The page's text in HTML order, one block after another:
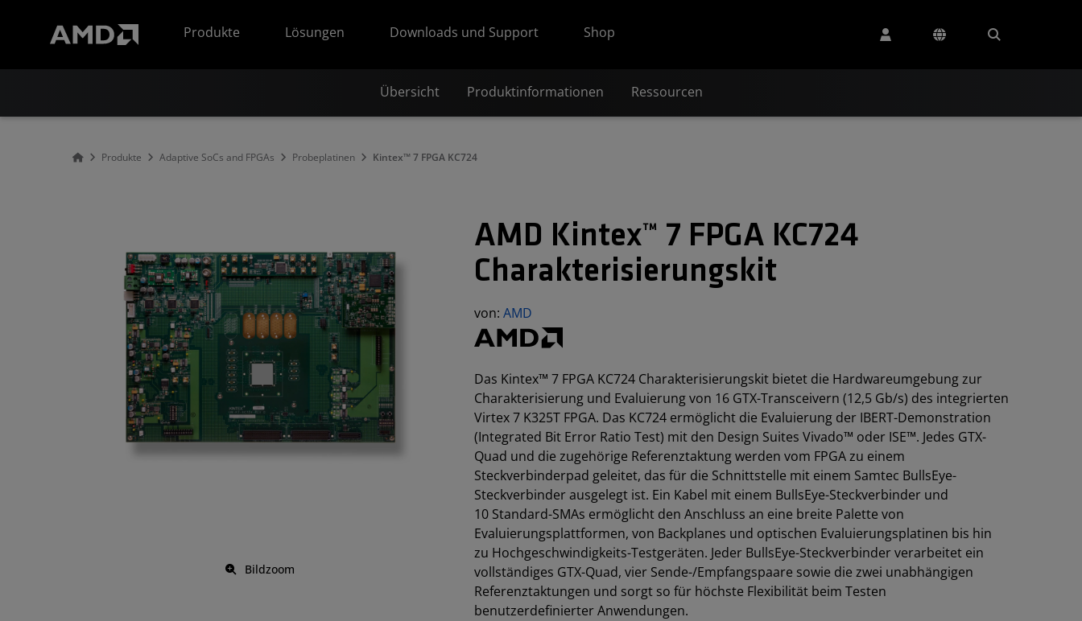
Produkte
Lösungen Downloads und Support Shop
Übersicht Produktinformationen Ressourcen
Produkte Adaptive SoCs and FPGAs Probeplatinen Kintex™ 7 FPGA KC724
Bildzoom
AMD Kintex™ 7 FPGA KC724
Charakterisierungskit
von:AMD
Das Kintex™ 7 FPGA KC724 Charakterisierungskit bietet die Hardwareumgebung zur
Charakterisierung und Evaluierung von 16 GTX-Transceivern (12,5 Gb/s) des integrierten
Virtex 7 K325T FPGA. Das KC724 ermöglicht die Evaluierung der IBERT-Demonstration
(Integrated Bit Error Ratio Test) mit den Design Suites Vivado™ oder ISE™. Jedes GTX-
Quad und die zugehörige Referenztaktung werden vom FPGA zu einem
Steckverbinderpad geleitet, das für die Schnittstelle mit einem Samtec BullsEye-
Steckverbinder ausgelegt ist. Ein Kabel mit einem BullsEye-Steckverbinder und
10 Standard-SMAs ermöglicht den Anschluss an eine breite Palette von
Evaluierungsplattformen, von Backplanes und optischen Evaluierungsplatinen bis hin
zu Hochgeschwindigkeits-Testgeräten. Jeder BullsEye-Steckverbinder verarbeitet ein
vollständiges GTX-Quad, vier Sende-/Empfangspaare sowie die zwei unabhängigen
Referenztaktungen und sorgt so für höchste Flexibilität beim Testen
benutzerdefinierter Anwendungen.